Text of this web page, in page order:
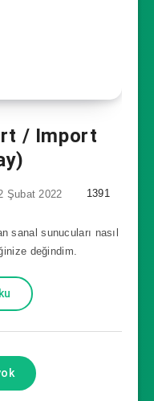
/ Import
Şubat 2022 1391
sanal sunucuları nasıl
değindim.